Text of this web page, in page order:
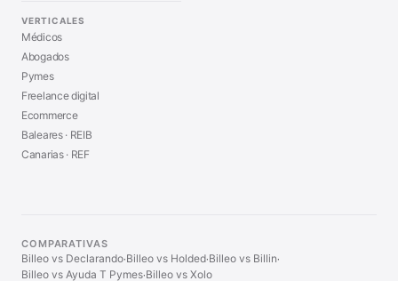
VERTICALES
Médicos
Abogados
Pymes
Freelance digital
Ecommerce
Baleares · REIB
Canarias · REF
COMPARATIVAS
Billeo vs Declarando·Billeo vs Holded·Billeo vs Billin·
Billeo vs Ayuda T Pymes·Billeo vs Xolo